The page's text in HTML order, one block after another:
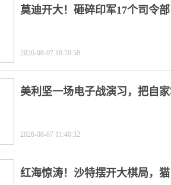
莫迪开大！砸碎印军17个司令
2026-08-07 10:59:58
美利坚一场电子战演习，把自家
2026-08-07 11:40:32
红海惊涛！沙特摆开大棋局，